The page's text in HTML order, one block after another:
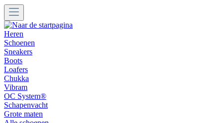
Heren
Schoenen
Sneakers
Boots
Loafers
Chukka
Vibram
OC System®
Schapenvacht
Grote maten